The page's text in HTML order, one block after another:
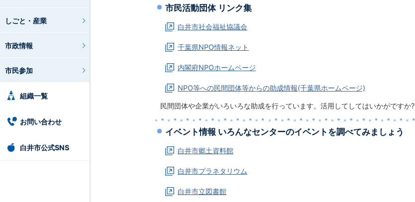
しごと・産業
市政情報
市民参加
組織一覧
お問い合わせ
白井市公式SNS
市民活動団体 リンク集
白井市社会福祉協議会
千葉県NPO情報ネット
内閣府NPOホームページ
NPO等への民間団体等からの助成情報(千葉県ホームページ)
民間団体や企業がいろいろな助成を行っています。活用してしてはいかがですか?
イベント情報 いろんなセンターのイベントを調べてみましょう
白井市郷土資料館
白井市プラネタリウム
白井市立図書館